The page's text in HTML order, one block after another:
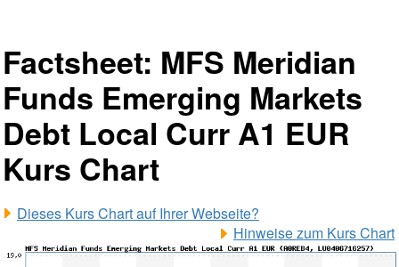
Factsheet: MFS Meridian
Funds Emerging Markets
Debt Local Curr A1 EUR
Kurs Chart
Dieses Kurs Chart auf Ihrer Webseite?
Hinweise zum Kurs Chart